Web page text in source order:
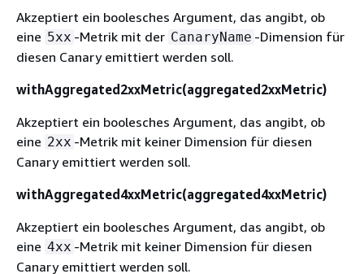
Akzeptiert ein boolesches Argument, das angibt, ob
eine 5xx -Metrik mit der CanaryName -Dimension für
diesen Canary emittiert werden soll.
withAggregated2xxMetric(aggregated2xxMetric)
Akzeptiert ein boolesches Argument, das angibt, ob
eine 2xx -Metrik mit keiner Dimension für diesen
Canary emittiert werden soll.
withAggregated4xxMetric(aggregated4xxMetric)
Akzeptiert ein boolesches Argument, das angibt, ob
eine 4xx -Metrik mit keiner Dimension für diesen
Canary emittiert werden soll.